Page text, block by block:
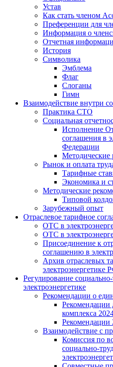
Устав
Как стать членом
Преференции для
Информация о
Отчетная
История
Символика
Эмблема
Флаг
Слоганы
Гимн
Взаимодействие внутри
Практика СТО
Социальная
Исполнение
соглашения в
Федерации
Методические
Рынок и оплата
Тарифные
Экономика и
Методические
Типовой
Зарубежный опыт
Отраслевое тарифное
ОТС в
ОТС в
Присоединение к
соглашению в
Архив отраслевых
Регулирование
электроэнергетике
Рекомендации о
Рекомендации
комплекса
Рекомендации
Взаимодействие с
Комиссия по
социально-